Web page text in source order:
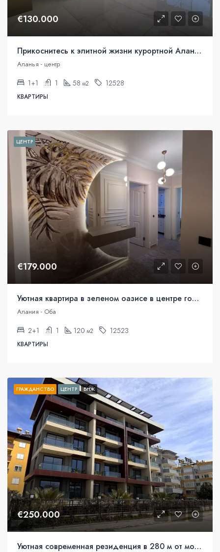
€130.000
Прикоснитесь к элитной жизни курортной Алании
Аланья - центр
1+1 1 58 м2 12528
КВАРТИРЫ
ЦЕНТР
€179.000
Уютная квартира в зеленом оазисе в центре города.
Алания - Оба
2+1 1 120 м2 12523
КВАРТИРЫ
ГРАЖДАНСТВО ЦЕНТР ВНЖ
€250.000
Уютная современная резиденция в 280 м от моря в гостеприимном районе Оба